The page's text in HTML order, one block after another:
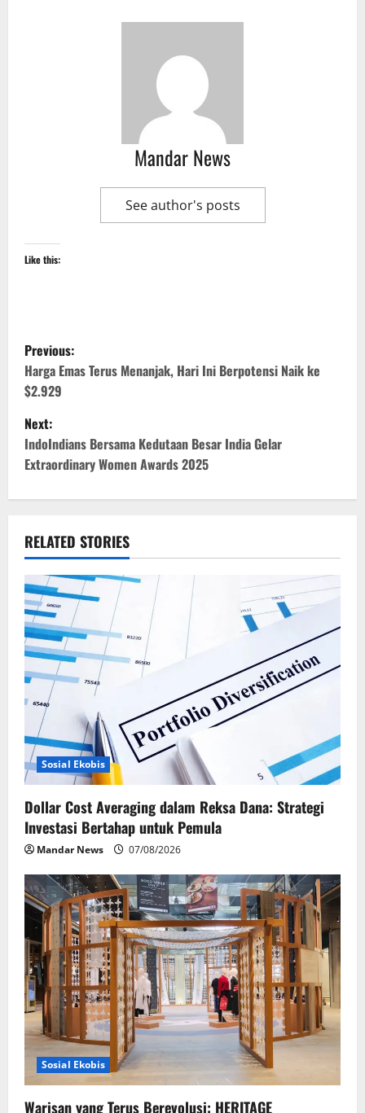
Mandar News
See author's posts
Like this:
P
o
s
t
n
v
i
g
a
t
o
n
Previous:
Harga Emas Terus Menanjak, Hari Ini Berpotensi Naik ke
$2.929
Next:
IndoIndians Bersama Kedutaan Besar India Gelar
Extraordinary Women Awards 2025
RELATED STORIES
Sosial Ekobis
Dollar Cost Averaging dalam Reksa Dana: Strategi
Investasi Bertahap untuk Pemula
Mandar News 07/08/2026
Sosial Ekobis
Warisan yang Terus Berevolusi: HERITAGE